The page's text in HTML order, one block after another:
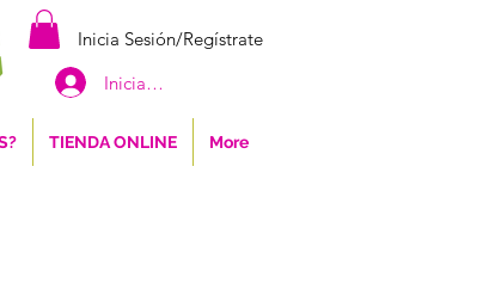
Inicia Sesión/Regístrate
Iniciar sesión
TIENDA ONLINE More